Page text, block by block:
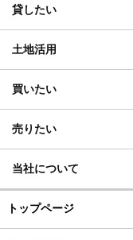
貸したい
土地活用
買いたい
売りたい
当社について
トップページ